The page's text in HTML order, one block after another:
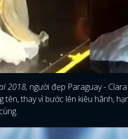
2018, người đẹp Paraguay -
thay vì bước lên kiêu hãnh,